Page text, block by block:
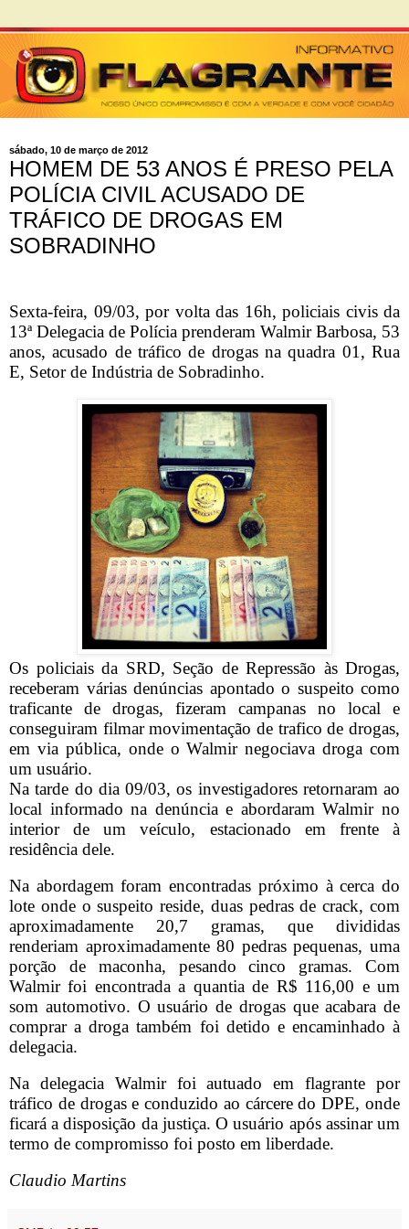
sábado, 10 de março de 2012
HOMEM DE 53 ANOS É PRESO PELA
POLÍCIA CIVIL ACUSADO DE
TRÁFICO DE DROGAS EM
SOBRADINHO
Sexta-feira, 09/03, por volta das 16h, policiais civis da
13ª Delegacia de Polícia prenderam Walmir Barbosa, 53
anos, acusado de tráfico de drogas na quadra 01, Rua
E, Setor de Indústria de Sobradinho.
Os policiais da SRD, Seção de Repressão às Drogas,
receberam várias denúncias apontado o suspeito como
traficante de drogas, fizeram campanas no local e
conseguiram filmar movimentação de trafico de drogas,
em via pública, onde o Walmir negociava droga com
um usuário.
Na tarde do dia 09/03, os investigadores retornaram ao
local informado na denúncia e abordaram Walmir no
interior de um veículo, estacionado em frente à
residência dele.
Na abordagem foram encontradas próximo à cerca do
lote onde o suspeito reside, duas pedras de crack, com
aproximadamente 20,7 gramas, que divididas
renderiam aproximadamente 80 pedras pequenas, uma
porção de maconha, pesando cinco gramas. Com
Walmir foi encontrada a quantia de R$ 116,00 e um
som automotivo. O usuário de drogas que acabara de
comprar a droga também foi detido e encaminhado à
delegacia.
Na delegacia Walmir foi autuado em flagrante por
tráfico de drogas e conduzido ao cárcere do DPE, onde
ficará a disposição da justiça. O usuário após assinar um
termo de compromisso foi posto em liberdade.
Claudio Martins